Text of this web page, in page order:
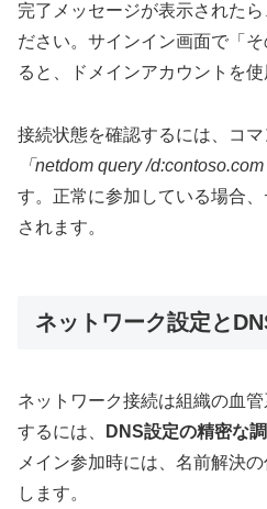
完了メッセージが表示された
ださい。サインイン画面で「
ると、ドメインアカウントを
接続状態を確認するには、コ
「netdom query /d:contoso.com
す。正常に参加している場合
されます。
ネットワーク設定と
ネットワーク接続は組織の血
するには、
DNS設定の精密な
メイン参加時には、名前解決
します。